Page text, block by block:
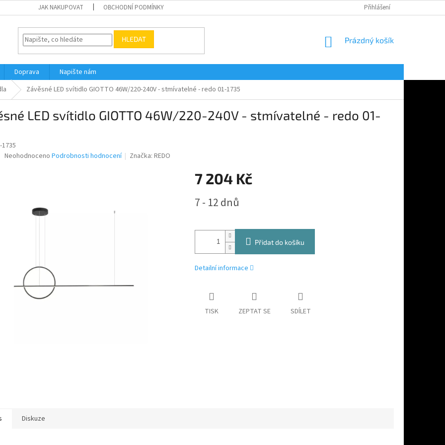
JAK NAKUPOVAT OBCHODNÍ PODMÍNKY Přihlášení
HLEDAT
NÁKUPNÍ
Prázdný košík
Doprava
Napište nám
Závěsné LED svítidlo GIOTTO 46W/220-240V - stmívatelné - redo 01-1735
LED svítidlo GIOTTO 46W/220-240V - stmívatelné - redo 01-
1735
Průměrné
Neohodnoceno Podrobnosti hodnocení Značka:REDO
7 204 Kč
cena:
7 - 12 dnů
Přidat do košíku
Detailní informace
TISK ZEPTAT SE SDÍLET
Diskuze